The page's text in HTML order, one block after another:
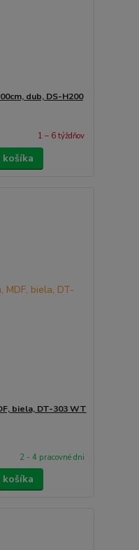
dub, DS-H200
1 – 6 týždňov
biela, DT-303 WT
2 - 4 pracovné dni